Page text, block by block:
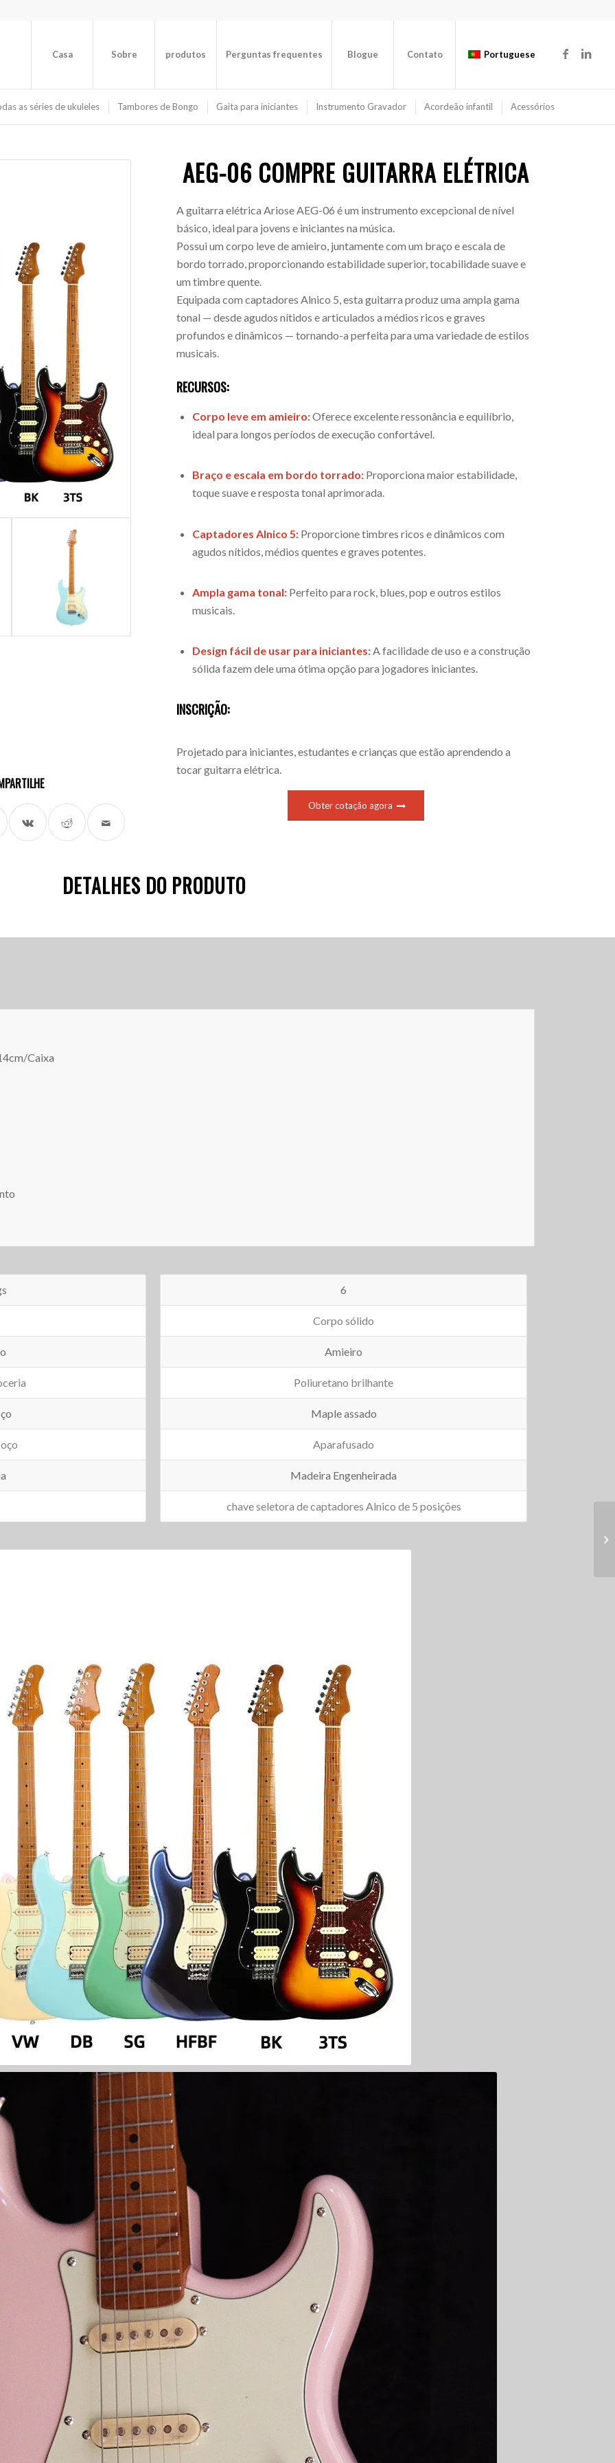
Casa Sobre produtos Perguntas frequentes Blogue Contato Portuguese
as séries de ukuleles Tambores de Bongo Gaita para iniciantes Instrumento Gravador Acordeão infantil Acessórios
AEG-06 COMPRE GUITARRA ELÉTRICA
A guitarra elétrica Ariose AEG-06 é um instrumento excepcional de nível
básico, ideal para jovens e iniciantes na música.
Possui um corpo leve de amieiro, juntamente com um braço e escala de
bordo torrado, proporcionando estabilidade superior, tocabilidade suave e
um timbre quente.
Equipada com captadores Alnico 5, esta guitarra produz uma ampla gama
tonal — desde agudos nítidos e articulados a médios ricos e graves
profundos e dinâmicos — tornando-a perfeita para uma variedade de estilos
musicais.
RECURSOS:
Corpo leve em amieiro:Oferece excelente ressonância e equilíbrio,
ideal para longos períodos de execução confortável.
Braço e escala em bordo torrado: Proporciona maior estabilidade,
toque suave e resposta tonal aprimorada.
Captadores Alnico 5: Proporcione timbres ricos e dinâmicos com
agudos nítidos, médios quentes e graves potentes.
Ampla gama tonal: Perfeito para rock, blues, pop e outros estilos
musicais.
Design fácil de usar para iniciantes:A facilidade de uso e a construção
sólida fazem dele uma ótima opção para jogadores iniciantes.
INSCRIÇÃO:
Projetado para iniciantes, estudantes e crianças que estão aprendendo a
tocar guitarra elétrica.
Obter cotação agora
DETALHES DO PRODUTO
Caixa
6
Corpo sólido
Amieiro
Poliuretano brilhante
Maple assado
Aparafusado
Madeira Engenheirada
chave seletora de captadores Alnico de 5 posições